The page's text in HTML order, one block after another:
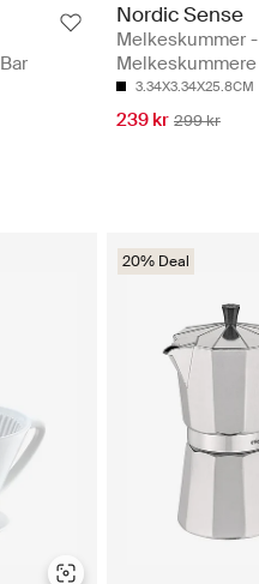
Nordic Sense
Melkeskummer -
Melkeskummere
3.34X3.34X25.8CM
239 kr 299 kr
20% Deal